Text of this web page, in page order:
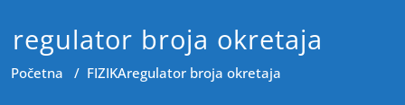
regulator broja okretaja
Početna / FIZIKAregulator broja okretaja